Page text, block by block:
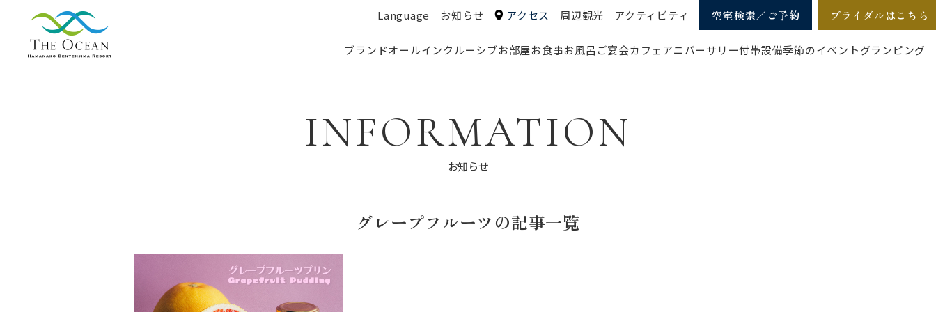
Language お知らせ アクセス 周辺観光 アクティビティ 空室検索／ご予約 ブライダルはこちら
ブランドオールインクルーシブお部屋お食事お風呂 ご宴会カフェ アニバーサリー付帯設備季節のイベントグランピング
INFORMATION
お知らせ
グレープフルーツの記事一覧